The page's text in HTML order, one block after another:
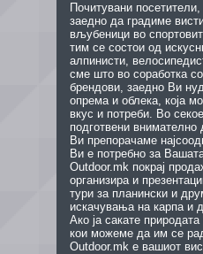
Почитувани
заедно да градиме
вљубеници во
тим се состои од
алпинисти,
сме што во соработка
брендови, заедно Ви
опрема и облека, која
вкус и потреби. Во
подготвени
Ви препорачаме
Ви е потребно за
Outdoor.mk покрај
организира и
тури за планински и
искачувања на карпа и
Ако ја сакате
кои можеме да им се
Outdoor.mk е вашиот